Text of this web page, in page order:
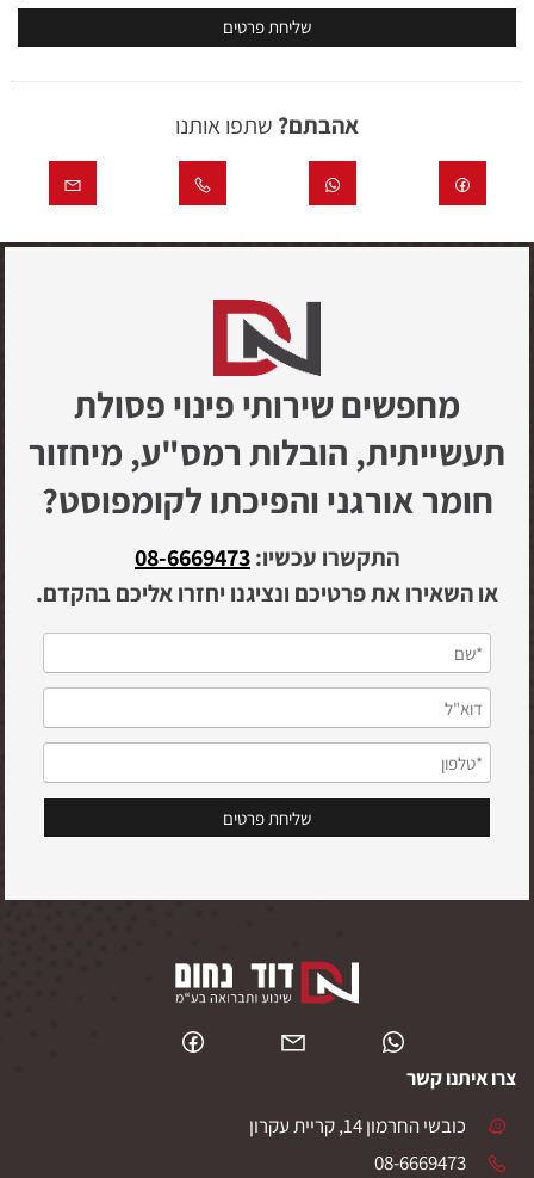
אהבתם? שתפו אותנו
מחפשים שירותי פינוי פסולת
תעשייתית, הובלות רמס"ע, מיחזור
חומר אורגני והפיכתו לקומפוסט?
התקשרו עכשיו:08-6669473
או השאירו את פרטיכם ונציגנו יחזרו אליכם בהקדם.
צרו איתנו קשר
כובשי החרמון 14, קריית עקרון
08-6669473